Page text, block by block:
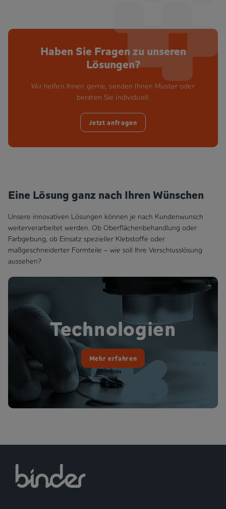
Haben Sie Fragen zu unseren
Lösungen?
Wir helfen Ihnen gerne, senden Ihnen Muster oder
beraten Sie individuell.
Jetzt anfragen
Eine Lösung ganz nach Ihren Wünschen
Unsere innovativen Lösungen können je nach Kundenwunsch
weiterverarbeitet werden. Ob Oberflächenbehandlung oder
Farbgebung, ob Einsatz spezieller Klebstoffe oder
maßgeschneiderter Formteile – wie soll Ihre Verschlusslösung
aussehen?
Technologien
Mehr erfahren